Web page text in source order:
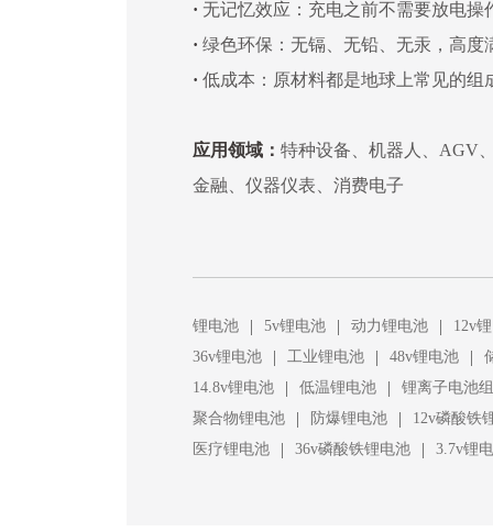
· 无记忆效应：充电之前不需要放电操
· 绿色环保：无镉、无铅、无汞，高度
· 低成本：原材料都是地球上常见的组
应用领域： 特种设备、机器人、AGV
金融、仪器仪表、消费电子
锂电池 | 5v锂电池 | 动力锂电池 |
12v
36v锂电池
| 工业锂电池 | 48v锂电池 |
14.8v锂电池
| 低温锂电池 |
锂离子电池组
聚合物锂电池
| 防爆锂电池 |
12v磷酸铁
医疗锂电池
| 36v磷酸铁锂电池 | 3.7v锂